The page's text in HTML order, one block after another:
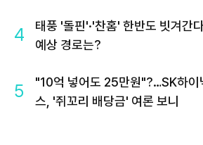
4
태풍 '돌핀'·'찬홈' 한반도 빗겨간
예상 경로는?
5
"10억 넣어도 25만원"?…SK하이
스, '쥐꼬리 배당금' 여론 보니